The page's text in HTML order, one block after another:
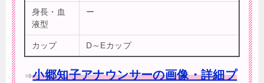
身長・血
液型
ー
カップ D～Eカップ
⇒小郷知子アナウンサーの画像・詳細プ